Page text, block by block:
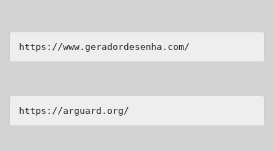
https://www.geradordesenha.com/
https://arguard.org/